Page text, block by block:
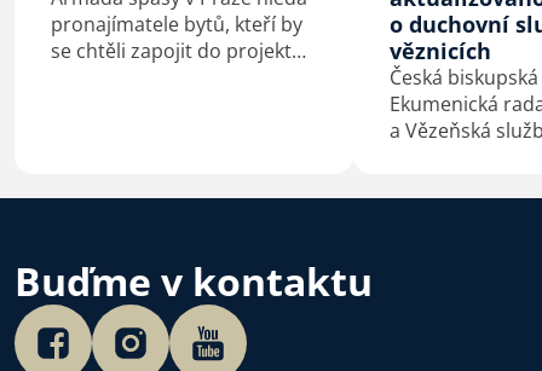
pronajímatele bytů, kteří by
se chtěli zapojit do projektu
o duchovní
věznicích
Česká
Ekumenická
a Vězeňská
Buďme v kontaktu